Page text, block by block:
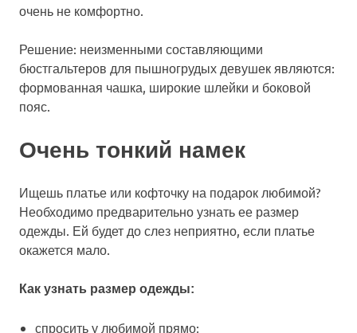
очень не комфортно.
Решение: неизменными составляющими
бюстгальтеров для пышногрудых девушек являются:
формованная чашка, широкие шлейки и боковой
пояс.
Очень тонкий намек
Ищешь платье или кофточку на подарок любимой?
Необходимо предварительно узнать ее размер
одежды. Ей будет до слез неприятно, если платье
окажется мало.
Как узнать размер одежды:
спросить у любимой прямо;